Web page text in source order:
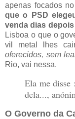
apenas focados
que o PSD
venda dias
Lisboa o que o
vil metal lhes
oferecidos, sem
Rio, vai nessa.
Ela me disse
dela...,
O Governo da